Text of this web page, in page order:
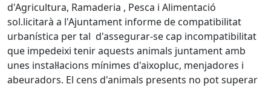
d'Agricultura, Ramaderia , Pesca i Alimentació
sol.licitarà a l'Ajuntament informe de compatibilitat
urbanística per tal d'assegurar-se cap incompatibilitat
que impedeixi tenir aquests animals juntament amb
unes instal·lacions mínimes d'aixopluc, menjadores i
abeuradors. El cens d'animals presents no pot superar